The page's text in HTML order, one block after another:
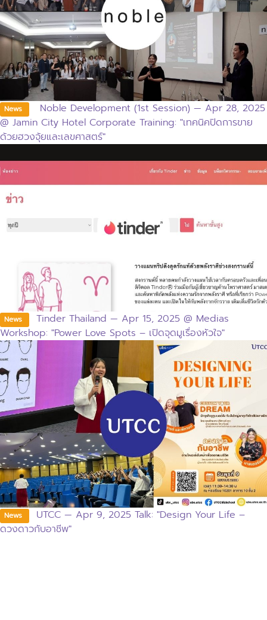
News
Noble Development (1st Session) — Apr 28, 2025
@ Jamin City Hotel Corporate Training: "เทคนิคปิดการขาย
ด้วยฮวงจุ้ยและเลขศาสตร์"
News
Tinder Thailand — Apr 15, 2025 @ Medias
Workshop: "Power Love Spots – เปิดจุดมูเรื่องหัวใจ"
News
UTCC — Apr 9, 2025 Talk: "Design Your Life –
ดวงดาวกับอาชีพ"